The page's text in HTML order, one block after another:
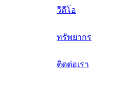
العربية
วีดีโอ
ทรัพยากร
ติดต่อเรา